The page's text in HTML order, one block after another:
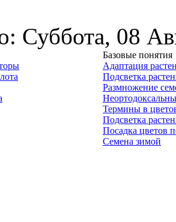
Суббота, 08
Базовые понятия
Адаптация
Подсветка
Размножение
Термины в
Подсветка
Посадка цветов
Семена зимой